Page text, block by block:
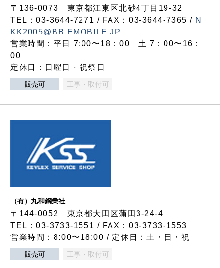
〒136-0073 東京都江東区北砂4丁目19-32
TEL：03‐3644‐7271 / FAX：03-3644-7365 / N
KK2005@BB.EMOBILE.JP
営業時間：平日 7:00〜18：00 土 7：00〜16：
00
定休日：日曜日・祝祭日
販売可 工事・取付可
（有）丸和鋼業社
〒144-0052 東京都大田区蒲田3-24-4
TEL：03-3733-1551 / FAX：03-3733-1553
営業時間：8:00〜18:00 / 定休日：土・日・祝
販売可 工事・取付可